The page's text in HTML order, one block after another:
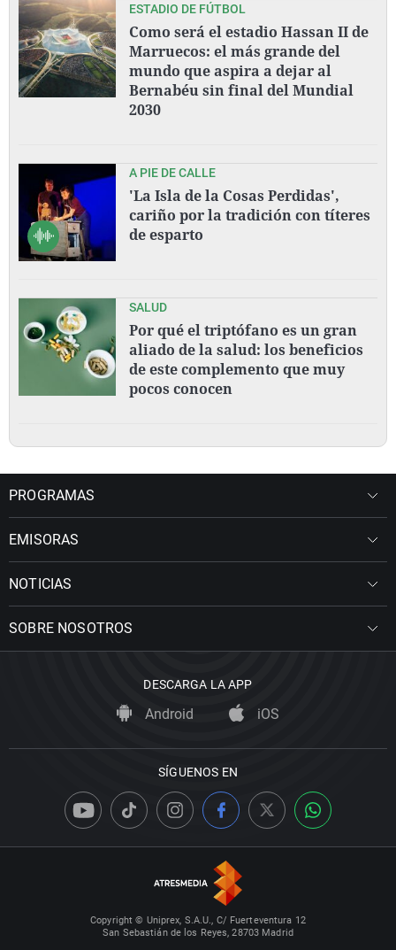
ESTADIO DE FÚTBOL
Como será el estadio Hassan II de
Marruecos: el más grande del
mundo que aspira a dejar al
Bernabéu sin final del Mundial
2030
A PIE DE CALLE
'La Isla de la Cosas Perdidas',
cariño por la tradición con títeres
de esparto
SALUD
Por qué el triptófano es un gran
aliado de la salud: los beneficios
de este complemento que muy
pocos conocen
PROGRAMAS
EMISORAS
NOTICIAS
SOBRE NOSOTROS
DESCARGA LA APP
Android iOS
SÍGUENOS EN
Copyright © Uniprex, S.A.U., C/ Fuerteventura 12
San Sebastián de los Reyes, 28703 Madrid